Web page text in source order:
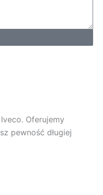
Oferujemy
pewność długiej